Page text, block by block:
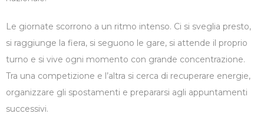
Le giornate scorrono a un ritmo intenso. Ci si sveglia presto,
si raggiunge la fiera, si seguono le gare, si attende il proprio
turno e si vive ogni momento con grande concentrazione.
Tra una competizione e l’altra si cerca di recuperare energie,
organizzare gli spostamenti e prepararsi agli appuntamenti
successivi.